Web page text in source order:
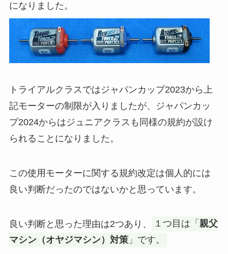
になりました。
トライアルクラスではジャパンカップ2023から上
記モーターの制限が入りましたが、ジャパンカッ
プ2024からはジュニアクラスも同様の規約が設け
られることになりました。
この使用モーターに関する規約改定は個人的には
良い判断だったのではないかと思っています。
良い判断と思った理由は2つあり、 １つ目は「親父
マシン（オヤジマシン）対策」です。